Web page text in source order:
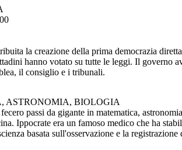
la creazione della prima democrazia
hanno votato su tutte le leggi. Il governo
il consiglio e i tribunali.
ASTRONOMIA, BIOLOGIA
passi da gigante in matematica,
Ippocrate era un famoso medico che ha
basata sull'osservazione e la registrazione